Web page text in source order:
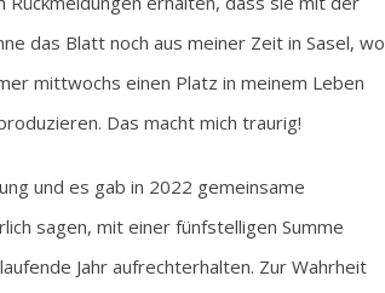
das Blatt noch aus meiner Zeit in Sasel, wo
mittwochs einen Platz in meinem Leben
Das macht mich traurig!
und es gab in 2022 gemeinsame
sagen, mit einer fünfstelligen Summe
Jahr aufrechterhalten. Zur Wahrheit